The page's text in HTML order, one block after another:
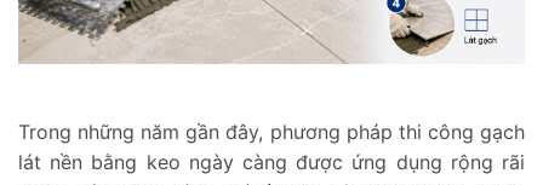
Trong những năm gần đây, phương pháp thi công gạch
lát nền bằng keo ngày càng được ứng dụng rộng rãi